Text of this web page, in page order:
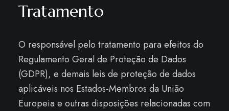
Tratamento
O responsável pelo tratamento para efeitos do
Regulamento Geral de Proteção de Dados
(GDPR), e demais leis de proteção de dados
aplicáveis ​​nos Estados-Membros da União
Europeia e outras disposições relacionadas com